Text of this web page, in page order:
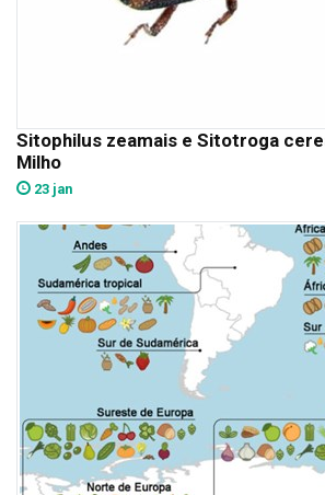
Sitophilus zeamais e Sitotroga
Milho
23 jan